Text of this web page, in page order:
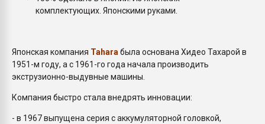
комплектующих. Японскими руками.
Японская компания Tahara была основана Хидео Тахарой в
1951-м году, а с 1961-го года начала производить
экструзионно-выдувные машины.
Компания быстро стала внедрять инновации:
- в 1967 выпущена серия с аккумуляторной головкой,